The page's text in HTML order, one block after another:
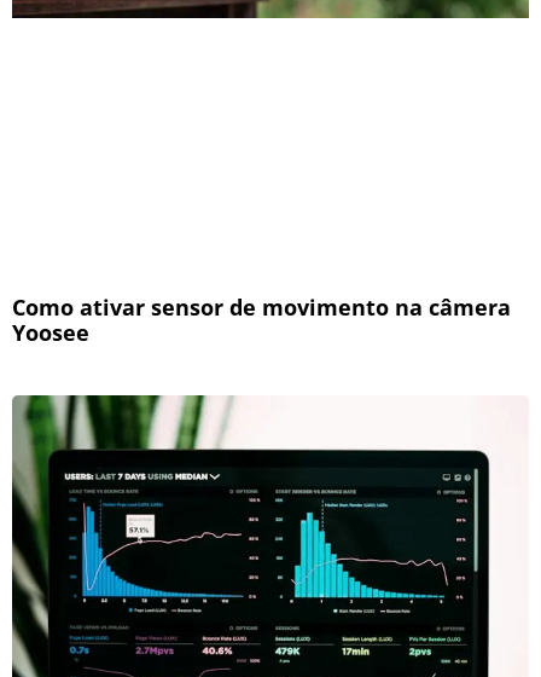
Como ativar sensor de movimento na câmera
Yoosee